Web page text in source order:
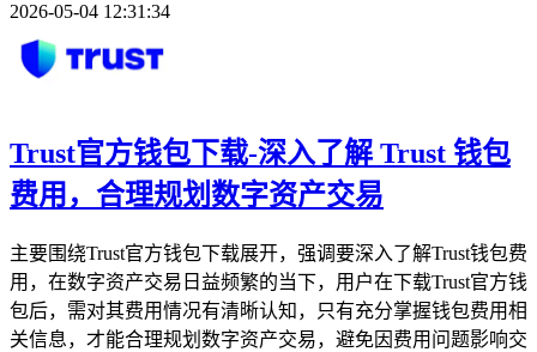
2026-05-04 12:31:34
Trust官方钱包下载-深入了解 Trust 钱包
费用，合理规划数字资产交易
主要围绕Trust官方钱包下载展开，强调要深入了解Trust钱包费
用，在数字资产交易日益频繁的当下，用户在下载Trust官方钱
包后，需对其费用情况有清晰认知，只有充分掌握钱包费用相
关信息，才能合理规划数字资产交易，避免因费用问题影响交